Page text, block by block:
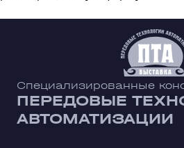
Специализированные
ПЕРЕДОВЫЕ
АВТОМАТИЗАЦИИ